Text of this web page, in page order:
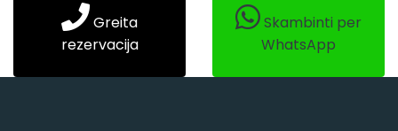
Greita
rezervacija
Skambinti per
WhatsApp